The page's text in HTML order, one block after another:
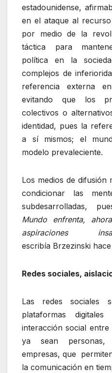
estadounidense,
en el ataque al
por medio de la
táctica para
política en la
complejos de
referencia externa
evitando que los
colectivos o
identidad, pues la
a sí mismos; el
modelo prevaleciente.
Los medios de difusión
condicionar las
subdesarrolladas,
Mundo enfrenta,
aspiraciones
escribía Brzezinski
Redes sociales,
Las redes sociales
plataformas
interacción social
ya sean
empresas, que
la comunicación en